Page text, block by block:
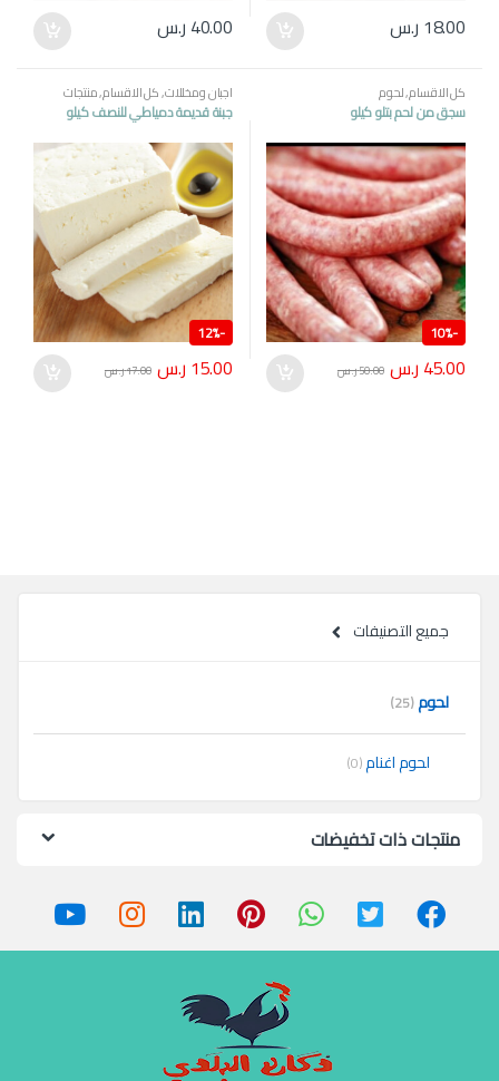
18.00 ر.س 40.00 ر.س
كل الاقسام,لحوم
سجق من لحم بتلو كيلو
-
10%
45.00 ر.س 50.00ر.س
اجبان ومخللات,كل الاقسام,منتجات
مصرية
جبنة قديمة دمياطي للنصف كيلو
-
12%
15.00 ر.س 17.00ر.س
جميع التصنيفات
لحوم(25)
لحوم اغنام(0)
منتجات ذات تخفيضات